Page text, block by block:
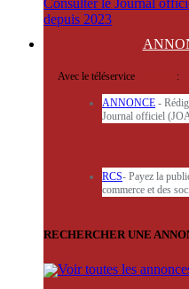
depuis 2023
Avec le téléservice :
ANNONCE -
Journal officiel
RCS- Payez la
commerce et des
RECHERCHER UNE
Voir toutes les